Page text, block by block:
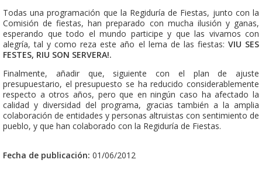
Todas una programación que la Regiduría de Fiestas, junto con la
Comisión de fiestas, han preparado con mucha ilusión y ganas,
esperando que todo el mundo participe y que las vivamos con
alegría, tal y como reza este año el lema de las fiestas: VIU SES
FESTES, RIU SON SERVERA!.
Finalmente, añadir que, siguiente con el plan de ajuste
presupuestario, el presupuesto se ha reducido considerablemente
respecto a otros años, pero que en ningún caso ha afectado la
calidad y diversidad del programa, gracias también a la amplia
colaboración de entidades y personas altruistas con sentimiento de
pueblo, y que han colaborado con la Regiduría de Fiestas.
Fecha de publicación: 01/06/2012